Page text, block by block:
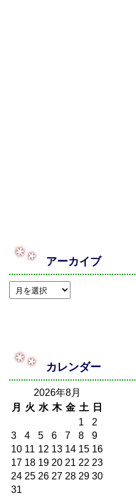
アーカイブ
カレンダー
2026年8月
月
火 水 木 金 土
日
1
2
3
4 5 6 7 8
9
10 11 12 13 14 15 16
17 18 19 20 21 22 23
24 25 26 27 28 29 30
31